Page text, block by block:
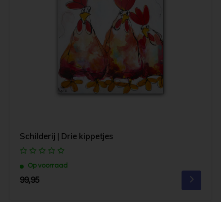
Schilderij | Drie kippetjes
Op voorraad
99,95